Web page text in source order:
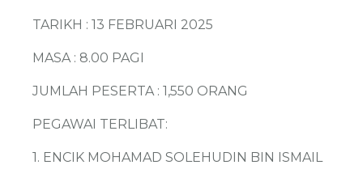
TARIKH : 13 FEBRUARI 2025
MASA : 8.00 PAGI
JUMLAH PESERTA : 1,550 ORANG
PEGAWAI TERLIBAT:
1. ENCIK MOHAMAD SOLEHUDIN BIN ISMAIL